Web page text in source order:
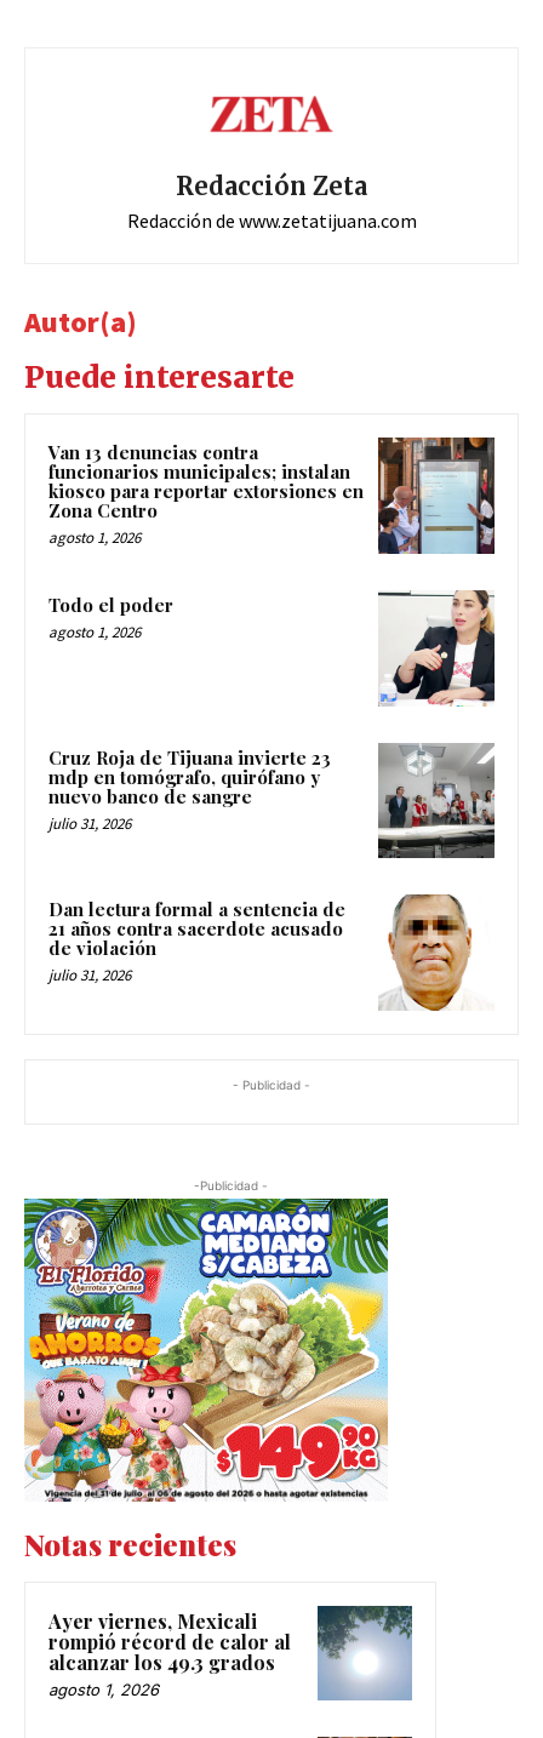
Redacción Zeta
Redacción de www.zetatijuana.com
Autor(a)
Puede interesarte
Van 13 denuncias contra
funcionarios municipales; instalan
kiosco para reportar extorsiones en
Zona Centro
agosto 1, 2026
Todo el poder
agosto 1, 2026
Cruz Roja de Tijuana invierte 23
mdp en tomógrafo, quirófano y
nuevo banco de sangre
julio 31, 2026
Dan lectura formal a sentencia de
21 años contra sacerdote acusado
de violación
julio 31, 2026
- Publicidad -
-Publicidad -
Notas recientes
Ayer viernes, Mexicali
rompió récord de calor al
alcanzar los 49.3 grados
agosto 1, 2026